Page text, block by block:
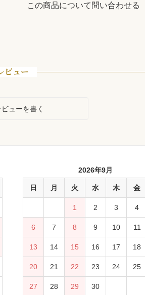
この商品について問い合わせる
ビュー
ビューを書く
2026年9月
日 月 火 水 木 金
1 2 3 4
6 7 8 9 10 11
13 14 15 16 17 18
20 21 22 23 24 25
27 28 29 30